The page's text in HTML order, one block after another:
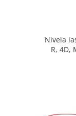
Nivela
R, 4D,